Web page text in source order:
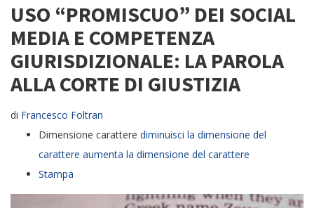
USO “PROMISCUO” DEI SOCIAL
MEDIA E COMPETENZA
GIURISDIZIONALE: LA PAROLA
ALLA CORTE DI GIUSTIZIA
di Francesco Foltran
Dimensione carattere diminuisci la dimensione del
carattere aumenta la dimensione del carattere
Stampa